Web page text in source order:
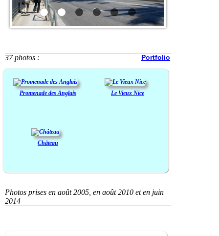
37 photos : Portfolio
Promenade des Anglais Le Vieux Nice
Château
Photos prises en août 2005, en août 2010 et en juin
2014